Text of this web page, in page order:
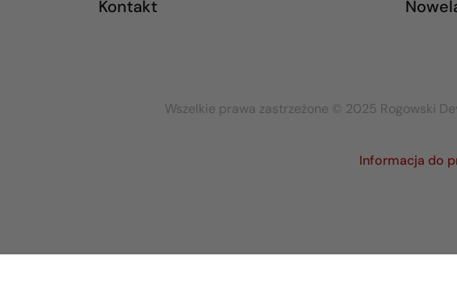
Kontakt
Wszelkie prawa zastrzeżone © 2025 Rogowski
Informacja do